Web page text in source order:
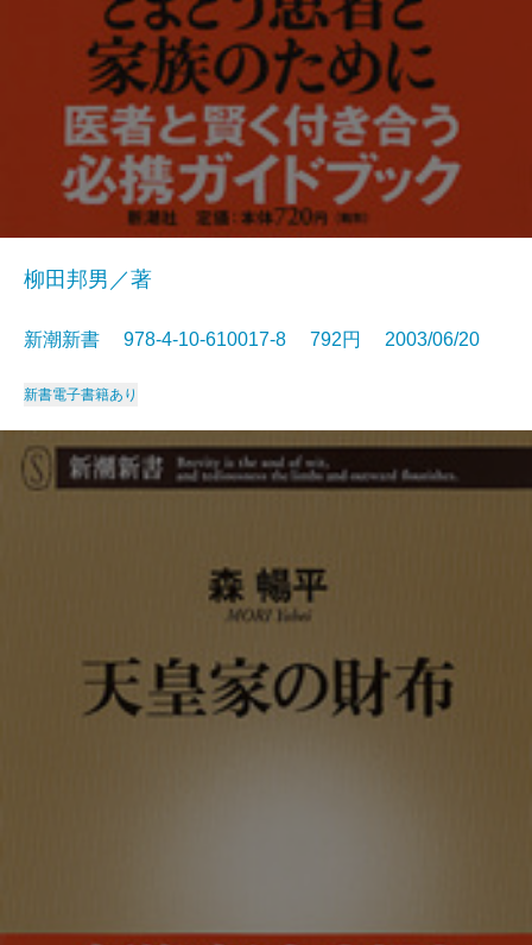
柳田邦男／著
新潮新書 978-4-10-610017-8 792円 2003/06/20
新書電子書籍あり